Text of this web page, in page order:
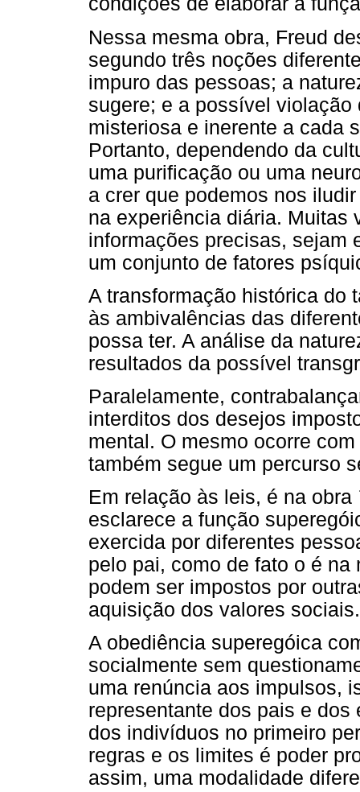
Nessa mesma obra, Freud
segundo três noções
impuro das pessoas; a
sugere; e a possível
misteriosa e inerente a cada
Portanto, dependendo da
uma purificação ou uma
a crer que podemos nos
na experiência diária. Muitas
informações precisas, sejam
um conjunto de fatores
A transformação histórica do
às ambivalências das
possa ter. A análise da
resultados da possível
Paralelamente,
interditos dos desejos
mental. O mesmo ocorre
também segue um percurso
Em relação às leis, é na obra
esclarece a função
exercida por diferentes
pelo pai, como de fato o é
podem ser impostos por
aquisição dos valores sociais.
A obediência superegóica
socialmente sem
uma renúncia aos impulsos,
representante dos pais e
dos indivíduos no primeiro
regras e os limites é poder
assim, uma modalidade